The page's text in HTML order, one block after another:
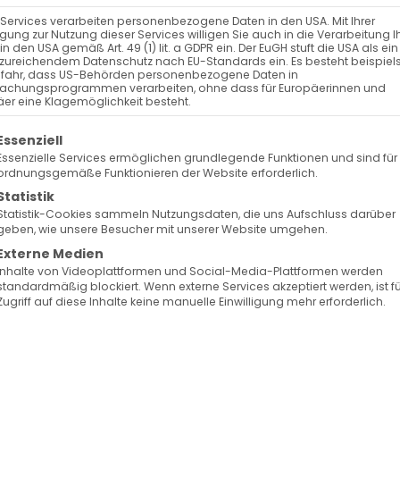
Epiphan von Zypern (315-403). Epiphan, ein
geboren. Nach dem Tod seines Vaters
Juristen adoptiert, der ihm die jüdischen
Zeuge eines Wunders, was ihn zum
führte ein äußerst abstinentes Leben, indem er
trank. Durch seine Demut und Hingabe
Wunder, wodurch sein Ruhm weit verbreitet war.
unaufhörlich und widmete sich dem
geweiht. Während seines Pontifikats nahm er an
gründete Klöster auf der Insel Zypern, baute
grenzenlose Barmherzigkeit gegenüber den
verarbeiten personenbezogene Daten in den USA. Mit Ihrer
zur Nutzung dieser Services willigen Sie auch in die Verarbeitung
den USA gemäß Art. 49 (1) lit. a GDPR ein. Der EuGH stuft die USA als
Datenschutz nach EU-Standards ein. Es besteht
dass US-Behörden personenbezogene Daten in
verarbeiten, ohne dass für Europäerinnen und
eine Klagemöglichkeit besteht.
eine Liste der Service-Gruppen, für die eine
Services ermöglichen grundlegende Funktionen und sind
Funktionieren der Website erforderlich.
Cookies sammeln Nutzungsdaten, die uns Aufschluss darüber
wie unsere Besucher mit unserer Website umgehen.
Medien
von Videoplattformen und Social-Media-Plattformen werden
blockiert. Wenn externe Services akzeptiert werden, ist
auf diese Inhalte keine manuelle Einwilligung mehr erforderlich.